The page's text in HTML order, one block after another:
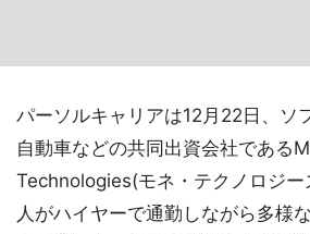
パーソルキャリアは12月22日、ソ
自動車などの共同出資会社である
Technologies(モネ・テクノロジー
人がハイヤーで通勤しながら多様